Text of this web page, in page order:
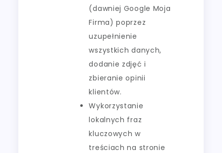
(dawniej Google Moja
Firma) poprzez
uzupełnienie
wszystkich danych,
dodanie zdjęć i
zbieranie opinii
klientów.
Wykorzystanie
lokalnych fraz
kluczowych w
treściach na stronie